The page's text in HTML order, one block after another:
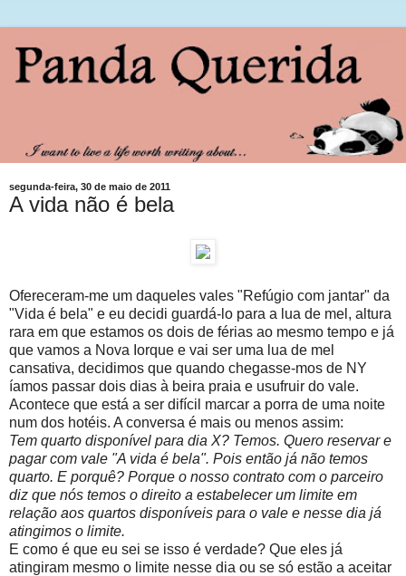
segunda-feira, 30 de maio de 2011
A vida não é bela
Ofereceram-me um daqueles vales "Refúgio com jantar" da
"Vida é bela" e eu decidi guardá-lo para a lua de mel, altura
rara em que estamos os dois de férias ao mesmo tempo e já
que vamos a Nova Iorque e vai ser uma lua de mel
cansativa, decidimos que quando chegasse-mos de NY
íamos passar dois dias à beira praia e usufruir do vale.
Acontece que está a ser difícil marcar a porra de uma noite
num dos hotéis. A conversa é mais ou menos assim:
Tem quarto disponível para dia X? Temos. Quero reservar e
pagar com vale "A vida é bela". Pois então já não temos
quarto. E porquê? Porque o nosso contrato com o parceiro
diz que nós temos o direito a estabelecer um limite em
relação aos quartos disponíveis para o vale e nesse dia já
atingimos o limite.
E como é que eu sei se isso é verdade? Que eles já
atingiram mesmo o limite nesse dia ou se só estão a aceitar